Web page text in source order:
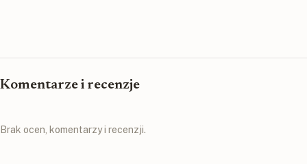
Komentarze i recenzje
Brak ocen, komentarzy i recenzji.